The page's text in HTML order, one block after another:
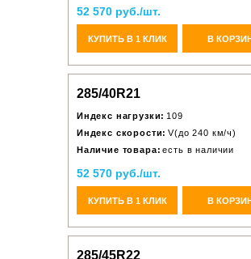
52 570 руб./шт.
КУПИТЬ В 1 КЛИК В
285/40R21
Индекс нагрузки: 109
Индекс скорости: V(до 240 км/ч)
Наличие товара: есть в наличии
52 570 руб./шт.
КУПИТЬ В 1 КЛИК В
285/45R22